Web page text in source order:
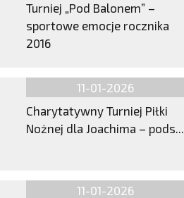
Turniej „Pod Balonem” –
sportowe emocje rocznika
2016
11-01-2026
Charytatywny Turniej Piłki
Nożnej dla Joachima – pods...
11-01-2026